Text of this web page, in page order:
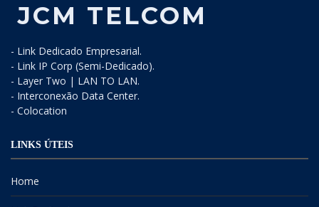
JCM TELCOM
- Link Dedicado Empresarial.
- Link IP Corp (Semi-Dedicado).
- Layer Two | LAN TO LAN.
- Interconexão Data Center.
- Colocation
LINKS ÚTEIS
Home